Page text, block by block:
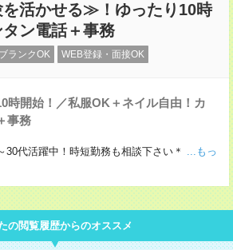
活かせる≫！ゆったり10時
ン電話＋事務
ブランクOK WEB登録・面接OK
時開始！／私服OK＋ネイル自由！カ
事務
30代活躍中！時短勤務も相談下さい＊ ...もっ
の閲覧履歴からのオススメ